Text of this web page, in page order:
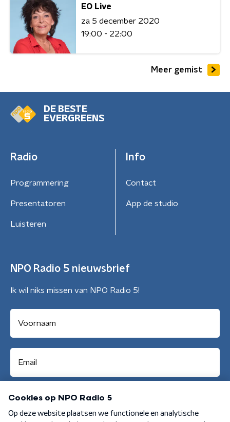
EO Live
za 5 december 2020
19:00 - 22:00
Meer gemist
DE BESTE
EVERGREENS
Radio
Programmering
Presentatoren
Luisteren
Info
Contact
App de studio
NPO Radio 5 nieuwsbrief
Ik wil niks missen van NPO Radio 5!
Aanmelden